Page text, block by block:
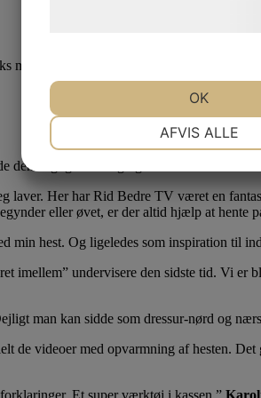
måneder eller et år ad gangen. Du får
den daglige træning og stævner
laver. Her har Rid Bedre TV været en
eller øvet, er der altid hjælp at hente
min hest. Og ligeledes som inspiration til
imellem” undervisere den sidste tid. Vi
man kan sidde som dressur-nørd og
de videoer med opvarmning af hesten.
Et super værktøj i kassen.
AFVIS ALLE
OK